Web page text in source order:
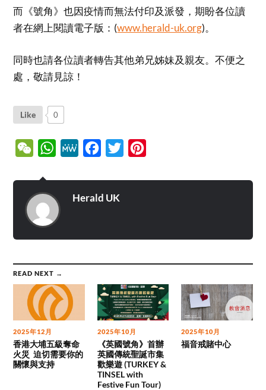
而《號角》也因疫情而無法付印及派發，期盼各位讀
者在網上閱讀電子版：(www.herald-uk.org)。
同時也請各位讀者轉告其他弟兄姊妹及親友。不便之
處，敬請見諒！
Like 0
WeChatWhatsApp
MeWe Facebook
Twitter
Herald UK
READ NEXT →
2025年12月
香港大埔五級奪命
火災 迫切需要你的
關懷與支持
2025年10月
《英國號角》首辦
英國傳統聖誕市集
歡樂遊 (TURKEY &
TINSEL with
Festive Fun Tour)
2025年10月
福音戒賭中心